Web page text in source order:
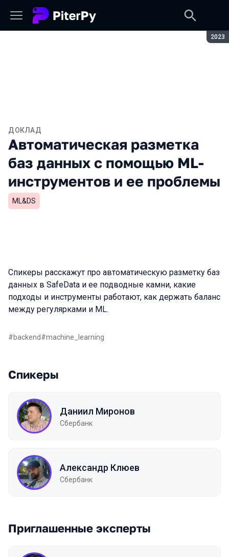
2023
ДОКЛАД
Автоматическая разметка
баз данных с помощью ML-
инструментов и ее проблемы
ML&DS
Спикеры расскажут про автоматическую разметку баз
данных в SafeData и ее подводные камни, какие
подходы и инструменты работают, как держать баланс
между регулярками и ML.
#backend#machine_learning
Спикеры
Даниил Миронов
Сбербанк
Александр Клюев
Сбербанк
Приглашенные эксперты